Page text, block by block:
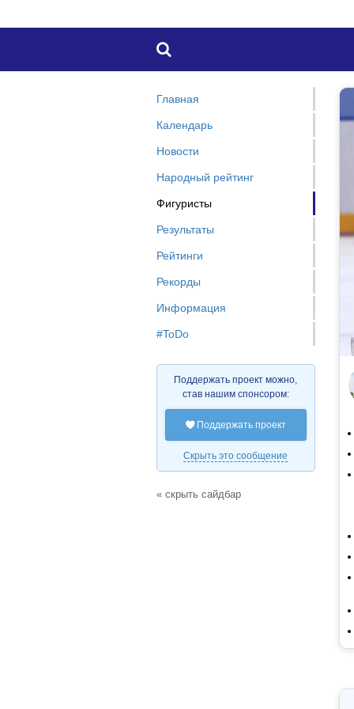

Главная
Календарь
Новости
Народный рейтинг
Фигуристы
Результаты
Рейтинги
Рекорды
Информация
#ToDo
Поддержать проект можно,
став нашим спонсором:
Поддержать проект
Скрыть это сообщение
« скрыть сайдбар